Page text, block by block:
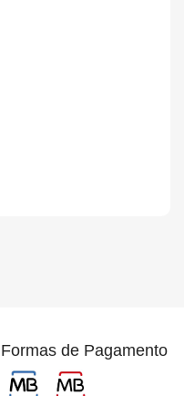
Formas de Pagamento